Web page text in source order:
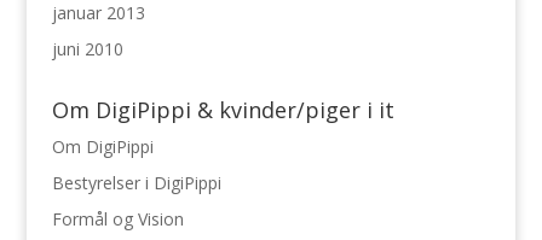
januar 2013
juni 2010
Om DigiPippi & kvinder/piger i it
Om DigiPippi
Bestyrelser i DigiPippi
Formål og Vision